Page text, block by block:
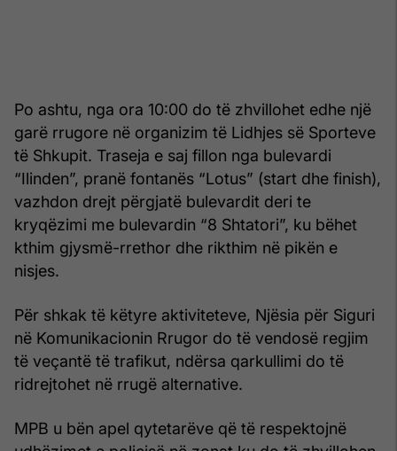
Po ashtu, nga ora 10:00 do të zhvillohet edhe një
garë rrugore në organizim të Lidhjes së Sporteve
të Shkupit. Traseja e saj fillon nga bulevardi
“Ilinden”, pranë fontanës “Lotus” (start dhe finish),
vazhdon drejt përgjatë bulevardit deri te
kryqëzimi me bulevardin “8 Shtatori”, ku bëhet
kthim gjysmë-rrethor dhe rikthim në pikën e
nisjes.
Për shkak të këtyre aktiviteteve, Njësia për Siguri
në Komunikacionin Rrugor do të vendosë regjim
të veçantë të trafikut, ndërsa qarkullimi do të
ridrejtohet në rrugë alternative.
MPB u bën apel qytetarëve që të respektojnë